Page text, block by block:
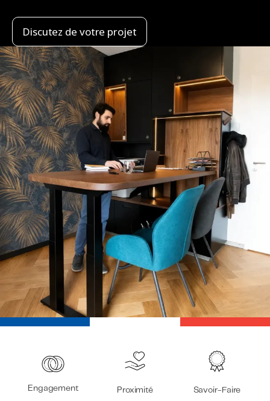
Discutez de votre projet
Engagement Proximité Savoir-Faire